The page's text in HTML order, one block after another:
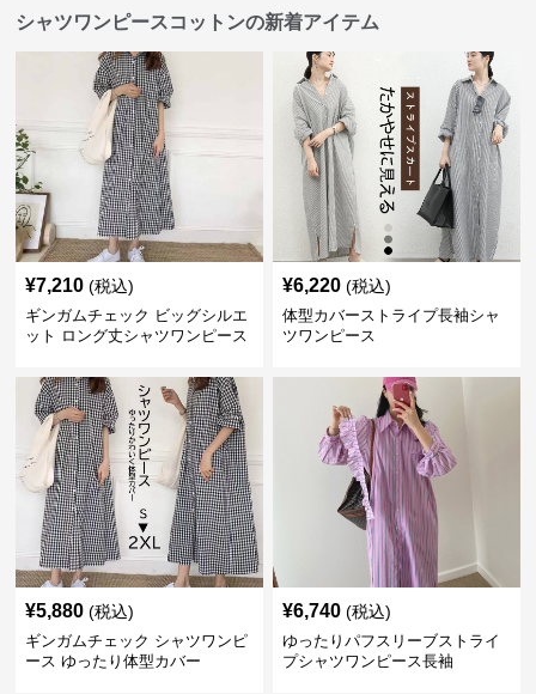
シャツワンピースコットンの新着アイテム
¥7,210 (税込)
ギンガムチェック ビッグシルエ
ット ロング丈シャツワンピース
¥6,220 (税込)
体型カバーストライプ長袖シャ
ツワンピース
¥5,880 (税込)
ギンガムチェック シャツワンピ
ース ゆったり体型カバー
¥6,740 (税込)
ゆったりパフスリーブストライ
プシャツワンピース長袖